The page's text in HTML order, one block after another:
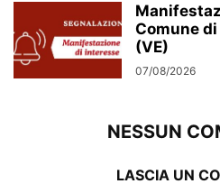
Comune
(VE)
07/08/2026
NESSUN
LASCIA UN